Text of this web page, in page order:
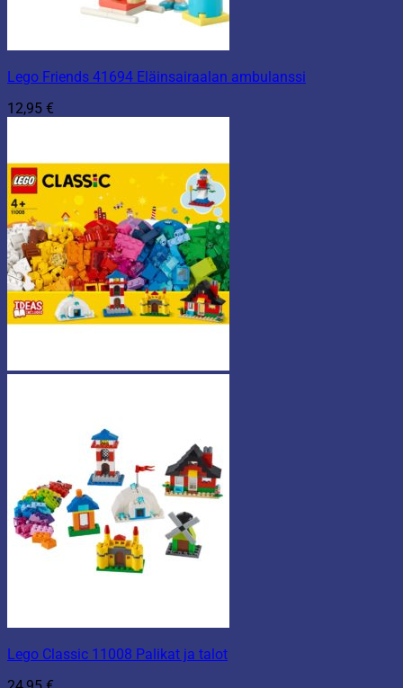
Lego Friends 41694 Eläinsairaalan ambulanssi
12,95 €
Lego Classic 11008 Palikat ja talot